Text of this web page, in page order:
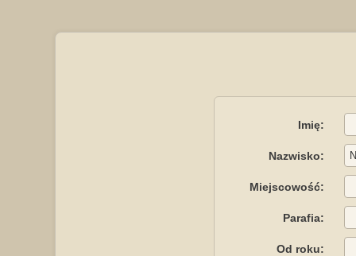
Imię:
Nazwisko:
Miejscowość:
Parafia:
Od roku: